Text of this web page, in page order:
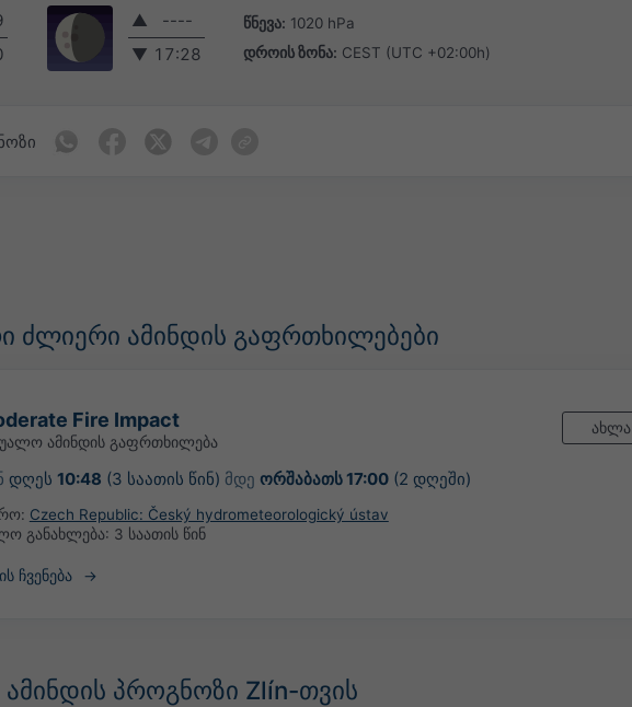
▲
----
▼ 17:28
წნევა: 1020 hPa
დროის ზონა: CEST (UTC +02:00h)
ძლიერი ამინდის გაფრთხილებები
Fire Impact
ამინდის გაფრთხილება
ახლა
დღეს 10:48 (3 საათის წინ) მდე ორშაბათს 17:00(2 დღეში)
Czech Republic: Český hydrometeorologický ústav
განახლება: 3 საათის წინ
ჩვენება
პროგნოზი Zlín-თვის